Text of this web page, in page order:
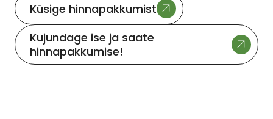
Küsige hinnapakkumist
Kujundage ise ja saate
hinnapakkumise!